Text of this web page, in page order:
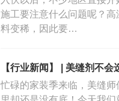
施工要注意什么问题呢？
料变稀，因此要…
【行业新闻】 | 美缝剂不会
忙碌的家装季来临，美缝